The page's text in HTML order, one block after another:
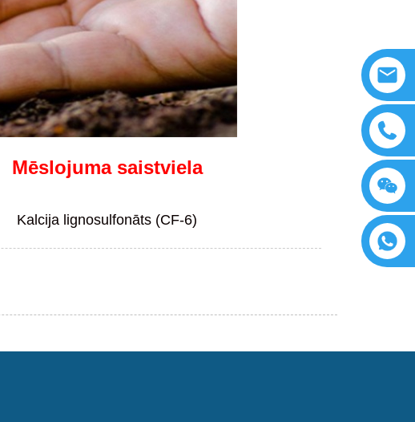
Mēslojuma saistviela
Kalcija lignosulfonāts (CF-6)